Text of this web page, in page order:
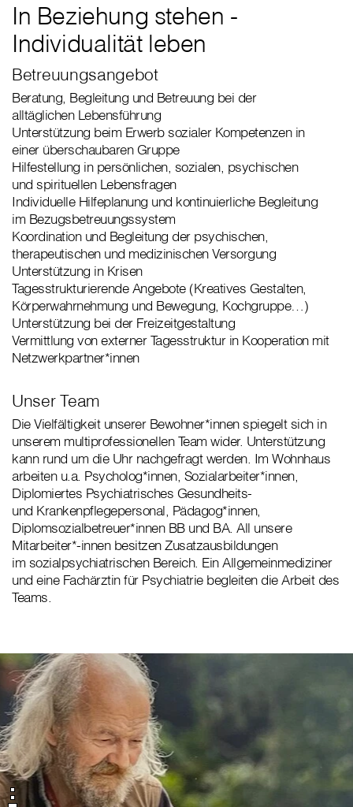
In Beziehung stehen -
Individualität leben
Betreuungsangebot
Beratung, Begleitung und Betreuung bei der
alltäglichen Lebensführung
Unterstützung beim Erwerb sozialer Kompetenzen in
einer überschaubaren Gruppe
Hilfestellung in persönlichen, sozialen, psychischen
und spirituellen Lebensfragen
Individuelle Hilfeplanung und kontinuierliche Begleitung
im Bezugsbetreuungssystem
Koordination und Begleitung der psychischen,
therapeutischen und medizinischen Versorgung
Unterstützung in Krisen
Tagesstrukturierende Angebote (Kreatives Gestalten,
Körperwahrnehmung und Bewegung, Kochgruppe…)
Unterstützung bei der Freizeitgestaltung
Vermittlung von externer Tagesstruktur in Kooperation mit
Netzwerkpartner*innen
Unser Team
Die Vielfältigkeit unserer Bewohner*innen spiegelt sich in
unserem multiprofessionellen Team wider. Unterstützung
kann rund um die Uhr nachgefragt werden. Im Wohnhaus
arbeiten u.a. Psycholog*innen, Sozialarbeiter*innen,
Diplomiertes Psychiatrisches Gesundheits-
und Krankenpflegepersonal, Pädagog*innen,
Diplomsozialbetreuer*innen BB und BA. All unsere
Mitarbeiter*-innen besitzen Zusatzausbildungen
im sozialpsychiatrischen Bereich. Ein Allgemeinmediziner
und eine Fachärztin für Psychiatrie begleiten die Arbeit des
Teams.